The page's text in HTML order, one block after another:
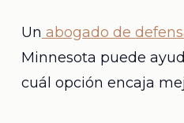
Un abogado de
Minnesota puede
cuál opción encaja